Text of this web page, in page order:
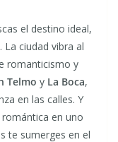
el destino ideal,
. La ciudad vibra al
romanticismo y
Telmo y La Boca,
en las calles. Y
en uno
te sumerges en el